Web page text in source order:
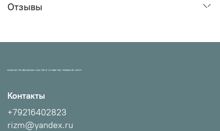
Отзывы
МАГАЗИН ПРОВЕРЕННЫХ СНАСТЕЙ И УЛОВИСТЫХ ПРИМАНОК НХНЧ!
Контакты
+79216402823
rizm@yandex.ru